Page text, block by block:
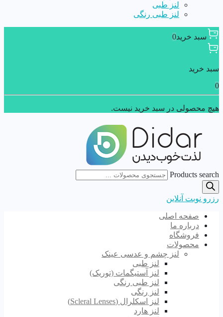
لنز طبی
لنز طبی رنگی
سبد خرید0
سبد خرید
0
هیچ محصولی در سبد خرید نیست.
Products search
رزرو نوبت آنلاین
صفحه اصلی
درباره ما
فروشگاه
محصولات
لنز چشم و عدسی عینک
لنز طبی
لنز آستیگمات (توریک)
لنز طبی رنگی
لنز رنگی
لنز اسکلرال (Scleral Lenses)
لنز هارد